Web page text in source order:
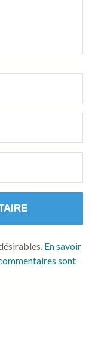
En savoir
sont